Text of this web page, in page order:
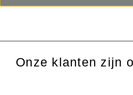
Onze klanten zijn